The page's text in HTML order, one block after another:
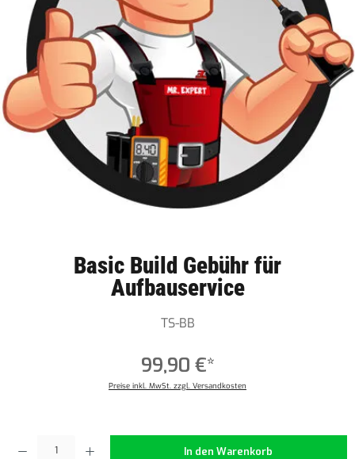
Basic Build Gebühr für
Aufbauservice
TS-BB
99,90 €*
Preise inkl. MwSt. zzgl. Versandkosten
In den Warenkorb